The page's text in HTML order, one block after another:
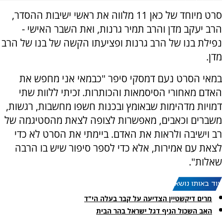
סרט מיוחד של כאן 11 מלווה את ראשי ישיבות ההסדר,
הרב יעקב מדן והרב תמיר גרנות, ואת השבר האישי -
נפילת בנו של הרב גרנות ופציעתו הקשה של בנו של הרב
מדן.
במאי הסרט נעם דמסקי סיפר "כבמאי אני מחפש את
האדם מאחורי הסיסמאות והכותרות. זכיתי ללוות שתי
דמויות מדהימות שבאומץ ובכנות חשפו מחשבות, רגשות,
משברים וכאבים, מאפשרות לצופה לצאת מהסטיגמה של
רב וישיבה ולראות את האדם. ביימתי את הסרט לא כדי
לצאת עם אמירות, אלא כדי לספר סיפור שיש בו הרבה
שאלות".
עוד באותו נושא:
מרים דיקשטיין הצדיעה על קבר בעלה הי"ד
האב השכול הניף דגל ישראל בהר הבית